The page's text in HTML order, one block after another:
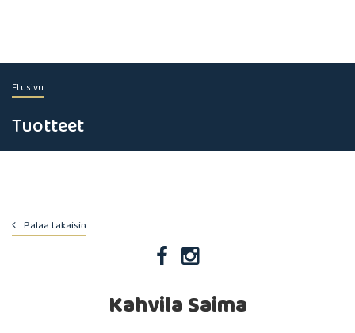
Etusivu
Tuotteet
Palaa takaisin
Kahvila Saima